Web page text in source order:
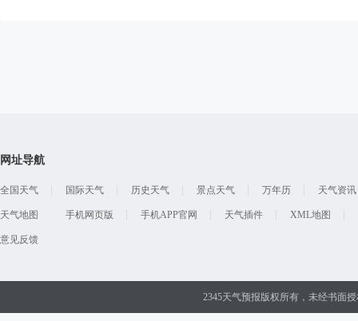
网址导航
全国天气 国际天气 历史天气 景点天气 万年历 天气资讯
天气地图 手机网页版 手机APP官网 天气插件 XML地图
意见反馈
2345天气预报版权所有，未经书面